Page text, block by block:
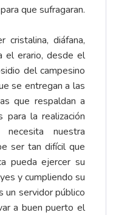
que sufragaran.
cristalina, diáfana,
el erario, desde el
del campesino
se entregan a las
que respaldan a
para la realización
nuestra
ser tan difícil que
pueda ejercer su
y cumpliendo su
un servidor público
a buen puerto el